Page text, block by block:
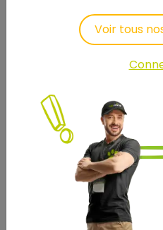
COMPLETE
KG
,89 €
Voir tous